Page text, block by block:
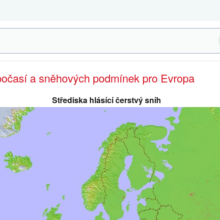
počasí a sněhových podmínek pro Evropa
Střediska hlásící čerstvý sníh